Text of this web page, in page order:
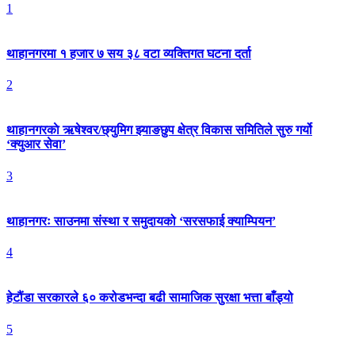
1
थाहानगरमा १ हजार ७ सय ३८ वटा व्यक्तिगत घटना दर्ता
2
थाहानगरकाे ऋषेश्वर/छ्युमिग झ्याङछुप क्षेत्र विकास समितिले सुरु गर्यो
‘क्युआर सेवा’
3
थाहानगरः साउनमा संस्था र समुदायको ‘सरसफाई क्याम्पियन’
4
हेटौंडा सरकारले ६० करोडभन्दा बढी सामाजिक सुरक्षा भत्ता बाँड्यो
5